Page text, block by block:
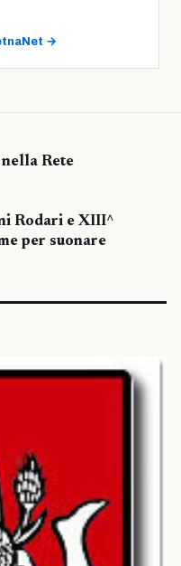
→
Rete
Rodari e XIII^
per suonare